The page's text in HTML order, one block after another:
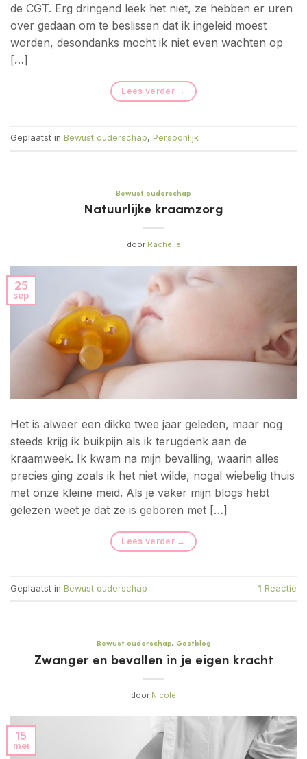
de CGT. Erg dringend leek het niet, ze hebben er uren
over gedaan om te beslissen dat ik ingeleid moest
worden, desondanks mocht ik niet even wachten op
[…]
Lees verder →
Geplaatst in Bewust ouderschap, Persoonlijk
Bewust ouderschap
Natuurlijke kraamzorg
door Rachelle
25
sep
Het is alweer een dikke twee jaar geleden, maar nog
steeds krijg ik buikpijn als ik terugdenk aan de
kraamweek. Ik kwam na mijn bevalling, waarin alles
precies ging zoals ik het niet wilde, nogal wiebelig thuis
met onze kleine meid. Als je vaker mijn blogs hebt
gelezen weet je dat ze is geboren met […]
Lees verder →
Geplaatst in Bewust ouderschap 1 Reactie
Bewust ouderschap, Gastblog
Zwanger en bevallen in je eigen kracht
door Nicole
15
mei